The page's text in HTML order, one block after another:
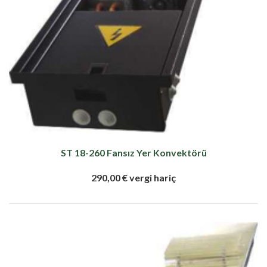
ST 18-260 Fansız Yer Konvektörü
290,00 € vergi hariç